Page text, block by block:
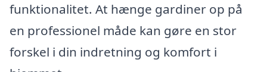
funktionalitet. At hænge gardiner op på
en professionel måde kan gøre en stor
forskel i din indretning og komfort i